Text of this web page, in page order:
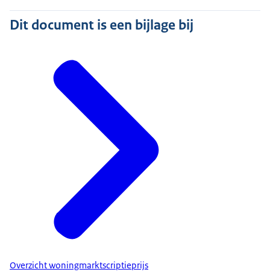
Dit document is een bijlage bij
Overzicht woningmarktscriptieprijs